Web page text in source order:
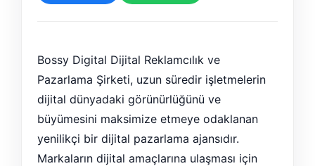
Bossy Digital Dijital Reklamcılık ve
Pazarlama Şirketi, uzun süredir işletmelerin
dijital dünyadaki görünürlüğünü ve
büyümesini maksimize etmeye odaklanan
yenilikçi bir dijital pazarlama ajansıdır.
Markaların dijital amaçlarına ulaşması için